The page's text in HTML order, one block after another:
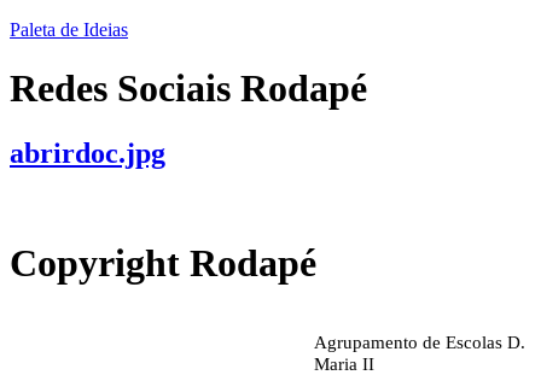
Paleta de Ideias
Redes Sociais Rodapé
abrirdoc.jpg
Copyright Rodapé
Agrupamento de Escolas D.
Maria II